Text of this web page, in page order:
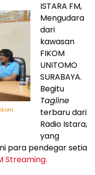
ISTARA FM,
Mengudara
dari
kawasan
FIKOM
UNITOMO
SURABAYA.
Begitu
Tagline
terbaru dari
Radio Istara,
yang
para pendegar setia
Streaming.